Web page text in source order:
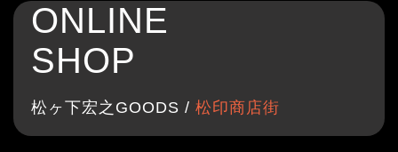
ONLINE
SHOP
松ヶ下宏之GOODS / 松印商店街